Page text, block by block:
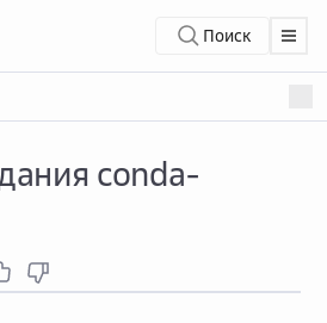
Поиск
conda-